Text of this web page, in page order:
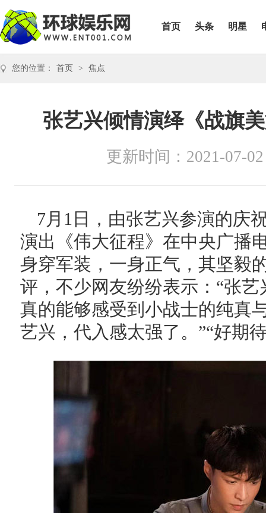
首页 头条 明星
您的位置： 首页 > 焦点
张艺兴倾情演绎《战旗
更新时间：2021-07-02
7月1日，由张艺兴参演的庆
演出《伟大征程》在中央广播
身穿军装，一身正气，其坚毅
评，不少网友纷纷表示：“张
真的能够感受到小战士的纯真
艺兴，代入感太强了。”“好期